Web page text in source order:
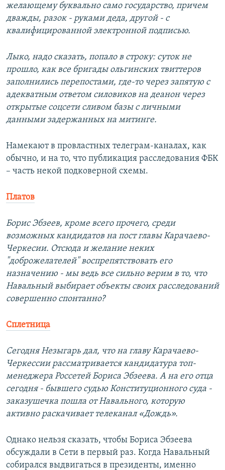
желающему буквально само государство, причем
дважды, разок - руками деда, другой - с
квалифицированной электронной подписью.
Лыко, надо сказать, попало в строку: суток не
прошло, как все бригады ольгинских твиттеров
заполнились перепостами, где-то через запятую с
адекватным ответом силовиков на деанон через
открытые соцсети сливом базы с личными
данными задержанных на митинге.
Намекают в провластных телеграм-каналах, как
обычно, и на то, что публикация расследования ФБК
– часть некой подковерной схемы.
Платов
Борис Эбзеев, кроме всего прочего, среди
возможных кандидатов на пост главы Карачаево-
Черкесии. Отсюда и желание неких
"доброжелателей" воспрепятствовать его
назначению - мы ведь все сильно верим в то, что
Навальный выбирает объекты своих расследований
совершенно спонтанно?
Сплетница
Сегодня Незыгарь дал, что на главу Карачаево-
Черкессии рассматривается кандидатура топ-
менеджера Россетей Бориса Эбзеева. А на его отца
сегодня - бывшего судью Конституционного суда -
заказушечка пошла от Навального, которую
активно раскачивает телеканал «Дождь».
Однако нельзя сказать, чтобы Бориса Эбзеева
обсуждали в Сети в первый раз. Когда Навальный
собирался выдвигаться в президенты, именно